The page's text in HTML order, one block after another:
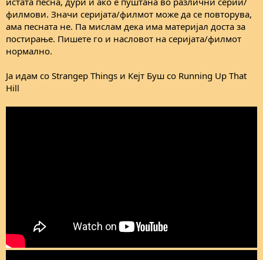
филмови. Значи серијата/филмот може да се повторува,
ама песната не. Па мислам дека има материјал доста за
постирање. Пишете го и насловот на серијата/филмот
нормално.
Ја идам со Strangeр Things и Кејт Буш со Running Up That
Hill